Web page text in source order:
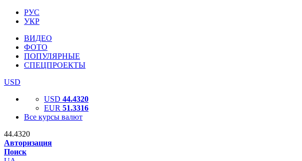
РУС
УКР
ВИДЕО
ФОТО
ПОПУЛЯРНЫЕ
СПЕЦПРОЕКТЫ
USD
USD 44.4320
EUR 51.3316
Все курсы валют
44.4320
Авторизация
Поиск